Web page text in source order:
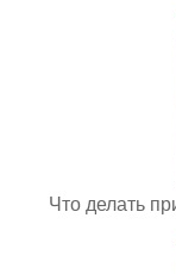
Что делать